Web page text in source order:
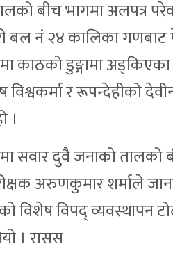
बीच भागमा अलपत्र
बल नं २४ कालिका गणबाट
काठको डुङ्गामा
विश्वकर्मा र रूपन्देहीको
।
सवार दुवै जनाको तालको
अरुणकुमार शर्माले
विशेष विपद् व्यवस्थापन
। रासस